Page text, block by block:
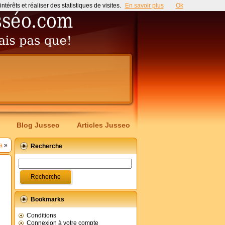
Blog Jusseo Articles Jusseo
» Recherche
Bookmarks
Conditions
Connexion à votre compte
et réaliser des statistiques de visites. En savoir plus Ok